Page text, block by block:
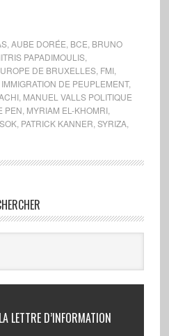
, AUBE DORÉE BCE BRUNO
PAPADIMOULIS,
DE BRUXELLES, FMI,
IMMIGRATION DE PEUPLEMENT,
, MANUEL VALLS POLITIQUE
PEN MYRIAM EL-KHOMRI,
, PATRICK KANNER SYRIZA,
LETTRE D’INFORMATION